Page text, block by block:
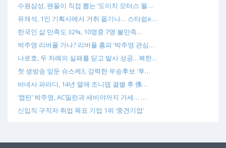
수원삼성, 팬들이 직접 뽑는 ‘도이치 모터스 월…
유재석, 1인 기획사에서 거취 옮기나… 스타쉽e…
한국인 삶 만족도 32%, 10명중 7명 불만족…
박주영 리버풀 가나? 리버풀 홈피 ‘박주영 관심…
나로호, 두 차례의 실패를 딛고 발사 성공…북한…
첫 생방송 앞둔 슈스케3, 강력한 우승후보 '투…
바네사 파라디, 14년 열애 조니뎁 결별 후 佛…
‘캡틴’ 박주영, AC밀란과 세비야까지 가세… …
신입직 구직자 취업 목표 기업 1위 ‘중견기업’